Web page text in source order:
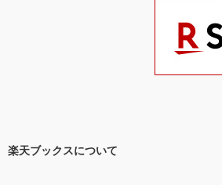
楽天ブックスについて